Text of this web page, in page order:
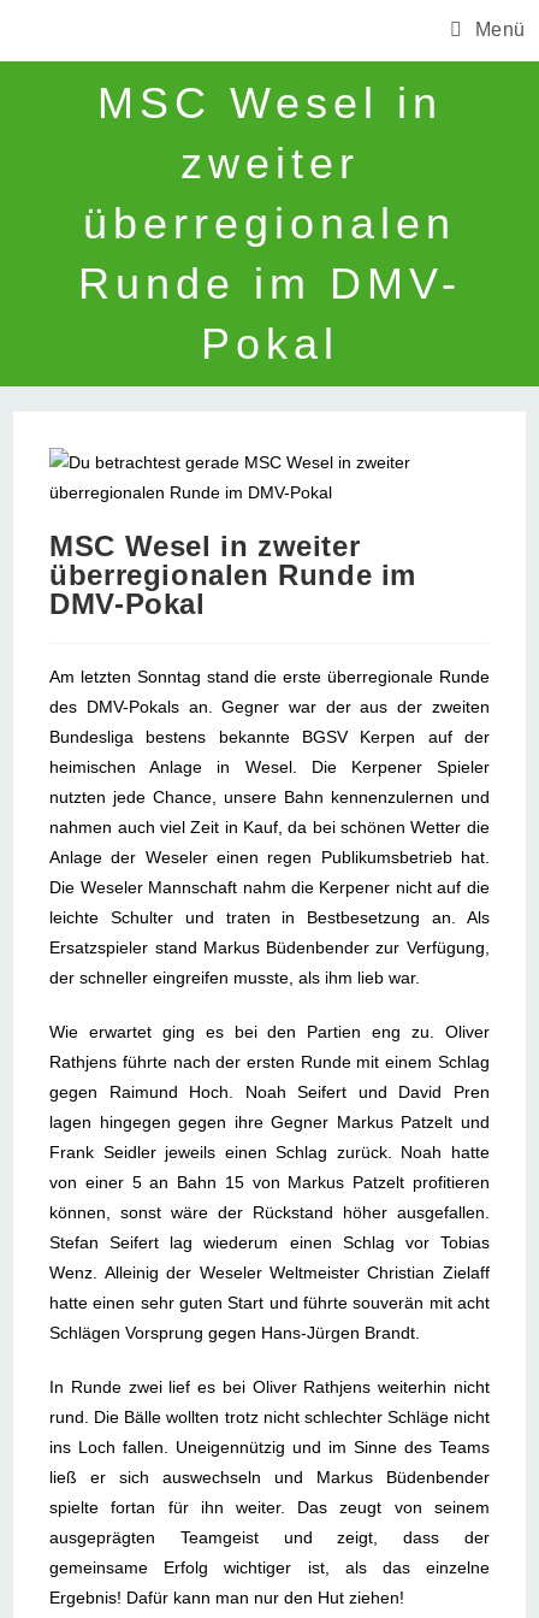
Menü
MSC Wesel in
zweiter
überregionalen
Runde im DMV-
Pokal
MSC Wesel in zweiter
überregionalen Runde im
DMV-Pokal
Am letzten Sonntag stand die erste überregionale Runde
des DMV-Pokals an. Gegner war der aus der zweiten
Bundesliga bestens bekannte BGSV Kerpen auf der
heimischen Anlage in Wesel. Die Kerpener Spieler
nutzten jede Chance, unsere Bahn kennenzulernen und
nahmen auch viel Zeit in Kauf, da bei schönen Wetter die
Anlage der Weseler einen regen Publikumsbetrieb hat.
Die Weseler Mannschaft nahm die Kerpener nicht auf die
leichte Schulter und traten in Bestbesetzung an. Als
Ersatzspieler stand Markus Büdenbender zur Verfügung,
der schneller eingreifen musste, als ihm lieb war.
Wie erwartet ging es bei den Partien eng zu. Oliver
Rathjens führte nach der ersten Runde mit einem Schlag
gegen Raimund Hoch. Noah Seifert und David Pren
lagen hingegen gegen ihre Gegner Markus Patzelt und
Frank Seidler jeweils einen Schlag zurück. Noah hatte
von einer 5 an Bahn 15 von Markus Patzelt profitieren
können, sonst wäre der Rückstand höher ausgefallen.
Stefan Seifert lag wiederum einen Schlag vor Tobias
Wenz. Alleinig der Weseler Weltmeister Christian Zielaff
hatte einen sehr guten Start und führte souverän mit acht
Schlägen Vorsprung gegen Hans-Jürgen Brandt.
In Runde zwei lief es bei Oliver Rathjens weiterhin nicht
rund. Die Bälle wollten trotz nicht schlechter Schläge nicht
ins Loch fallen. Uneigennützig und im Sinne des Teams
ließ er sich auswechseln und Markus Büdenbender
spielte fortan für ihn weiter. Das zeugt von seinem
ausgeprägten Teamgeist und zeigt, dass der
gemeinsame Erfolg wichtiger ist, als das einzelne
Ergebnis! Dafür kann man nur den Hut ziehen!